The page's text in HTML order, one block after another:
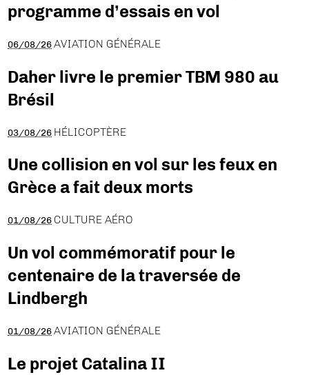
programme d’essais en vol
06/08/26 AVIATION GÉNÉRALE
Daher livre le premier TBM 980 au
Brésil
03/08/26 HÉLICOPTÈRE
Une collision en vol sur les feux en
Grèce a fait deux morts
01/08/26 CULTURE AÉRO
Un vol commémoratif pour le
centenaire de la traversée de
Lindbergh
01/08/26 AVIATION GÉNÉRALE
Le projet Catalina II